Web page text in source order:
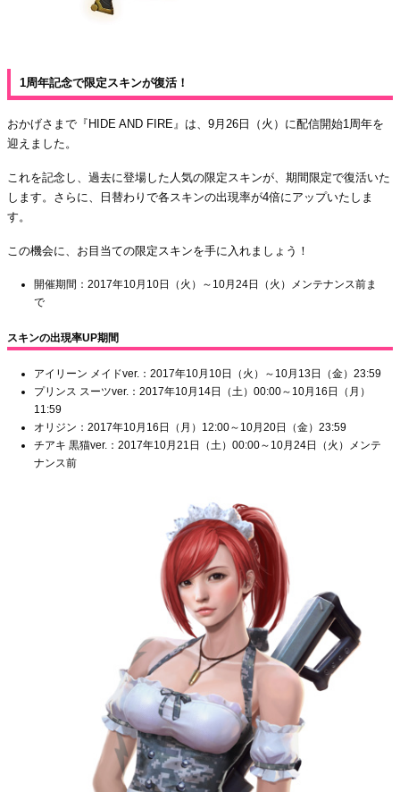
1周年記念で限定スキンが復活！
おかげさまで『HIDE AND FIRE』は、9月26日（火）に配信開始1周年を
迎えました。
これを記念し、過去に登場した人気の限定スキンが、期間限定で復活いた
します。さらに、日替わりで各スキンの出現率が4倍にアップいたしま
す。
この機会に、お目当ての限定スキンを手に入れましょう！
開催期間：2017年10月10日（火）～10月24日（火）メンテナンス前ま
で
スキンの出現率UP期間
アイリーン メイドver.：2017年10月10日（火）～10月13日（金）23:59
プリンス スーツver.：2017年10月14日（土）00:00～10月16日（月）
11:59
オリジン：2017年10月16日（月）12:00～10月20日（金）23:59
チアキ 黒猫ver.：2017年10月21日（土）00:00～10月24日（火）メンテ
ナンス前